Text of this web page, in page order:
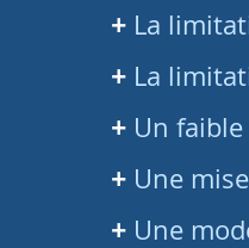
La
La
Un
Une
Une